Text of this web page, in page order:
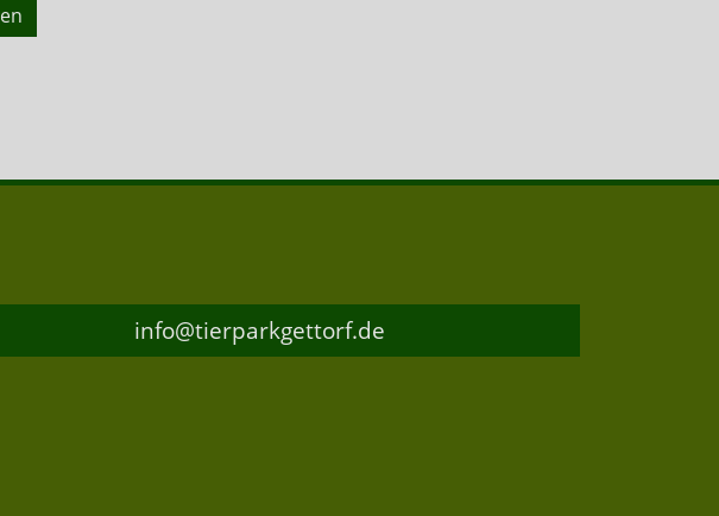
info@tierparkgettorf.de